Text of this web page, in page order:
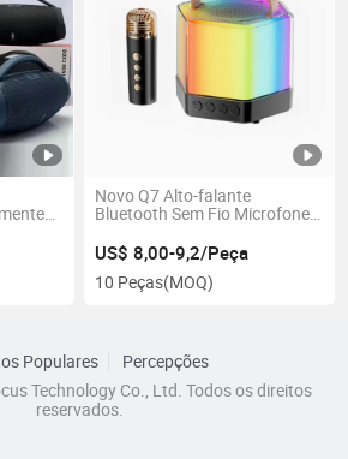
Novo Q7 Alto-falante
Bluetooth Sem Fio Microfone
US$ 8,00-9,2/Peça
10 Peças(MOQ)
Populares
Percepções
Technology Co., Ltd. Todos os direitos
reservados.